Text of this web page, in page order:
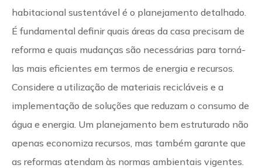
habitacional sustentável é o planejamento detalhado.
É fundamental definir quais áreas da casa precisam de
reforma e quais mudanças são necessárias para torná-
las mais eficientes em termos de energia e recursos.
Considere a utilização de materiais recicláveis e a
implementação de soluções que reduzam o consumo de
água e energia. Um planejamento bem estruturado não
apenas economiza recursos, mas também garante que
as reformas atendam às normas ambientais vigentes.